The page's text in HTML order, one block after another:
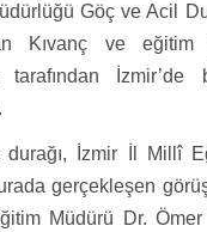
Göç ve Acil
Kıvanç ve eğitim
tarafından
İzmir İl Millî
gerçekleşen
Müdürü Dr.